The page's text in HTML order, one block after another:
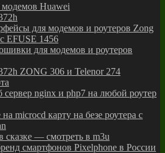
Huawei
для модемов и роутеров Zong
EFUSE 1456
для модемов и роутеров
ZONG 306 и Telenor 274
сервер nginx и php7 на любой роутер
microcd карту на безе роутера с
— смотреть в m3u
смартфонов Pixelphone в России